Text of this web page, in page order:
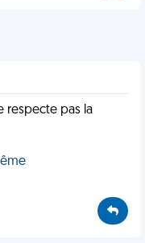
respecte pas la